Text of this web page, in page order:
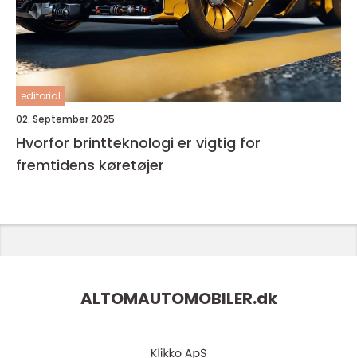
editorial
02. September 2025
Hvorfor brintteknologi er vigtig for
fremtidens køretøjer
ALTOMAUTOMOBILER.dk